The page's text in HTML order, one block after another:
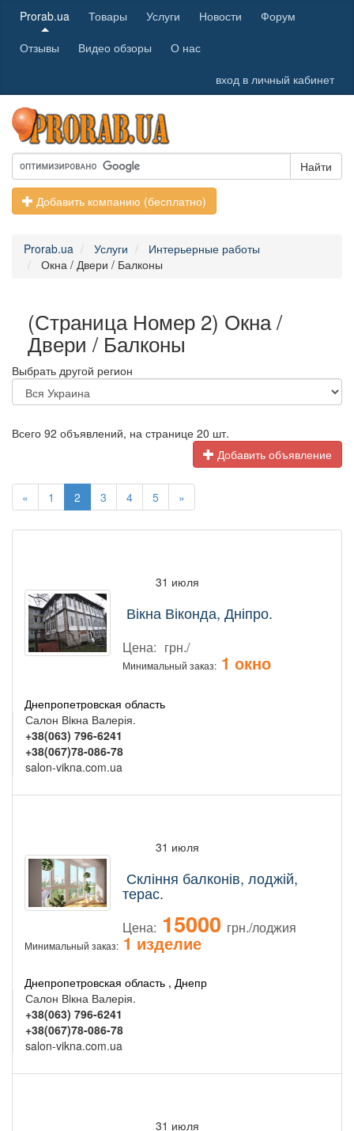
Prorab.ua Товары Услуги Новости
Форум
Отзывы
Видео обзоры
О нас
вход в личный кабинет
Найти
Добавить компанию (бесплатно)
Prorab.ua Услуги
Интерьерные работы
Окна / Двери / Балконы
(Страница Номер 2) Окна /
Двери / Балконы
Выбрать другой регион
Всего 92 объявлений, на странице 20 шт.
Добавить объявление
« 1 2 3 4 5 »
31 июля
Вікна Віконда, Дніпро.
Цена: грн./
Минимальный заказ: 1 окно
Днепропетровская область
Салон Вiкна Валерія.
+38(063) 796-6241
+38(067)78-086-78
salon-vikna.com.ua
31 июля
Скління балконів, лоджій,
терас.
Цена: 15000 грн./лоджия
Минимальный заказ: 1 изделие
Днепропетровская область , Днепр
Салон Вiкна Валерія.
+38(063) 796-6241
+38(067)78-086-78
salon-vikna.com.ua
31 июля